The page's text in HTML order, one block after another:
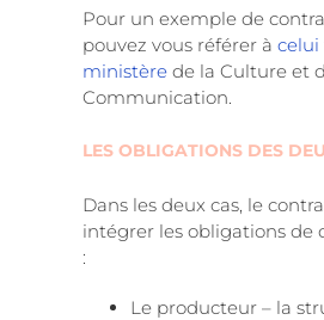
Pour un exemple de
pouvez vous référer à celui
ministèrede la Culture et
Communication.
LES OBLIGATIONS DES
Dans les deux cas, le
intégrer les obligations de
:
Le producteur – la